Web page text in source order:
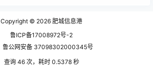
Copyright © 2026 肥城信息港
鲁ICP备17008972号-2
鲁公网安备 37098302000345号
查询 46 次，耗时 0.5378 秒